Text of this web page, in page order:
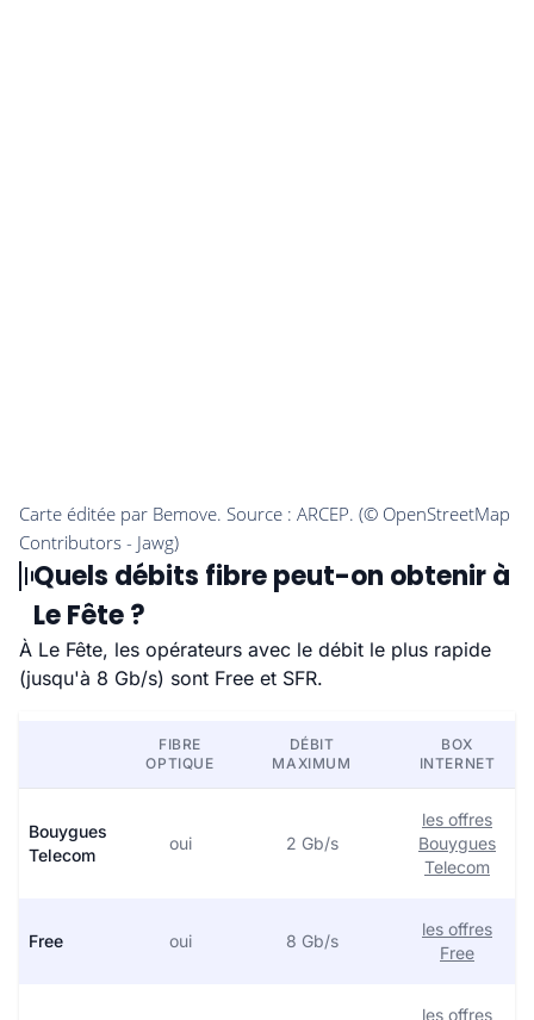
Quels débits fibre peut-on obtenir à
Le Fête ?
À Le Fête, les opérateurs avec le débit le plus rapide
(jusqu'à 8 Gb/s) sont Free et SFR.
FIBRE
OPTIQUE
DÉBIT
MAXIMUM
BOX
INTERNET
Bouygues
Telecom
oui 2 Gb/s
les offres
Bouygues
Telecom
Free oui 8 Gb/s
les offres
Free
les offres